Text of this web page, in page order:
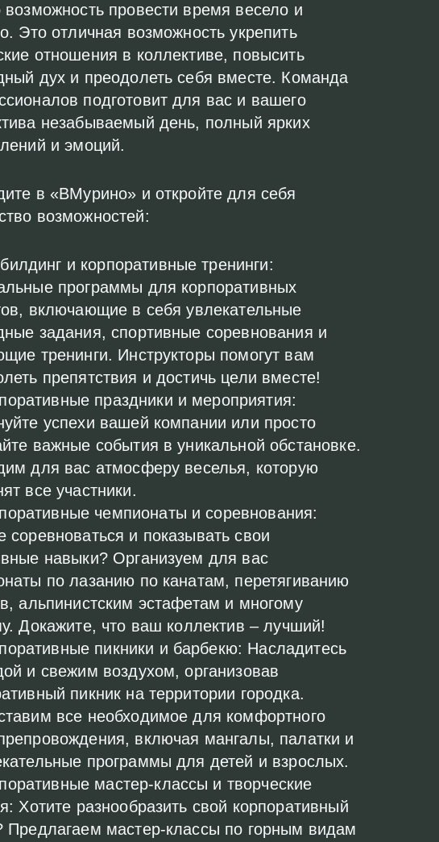
возможность провести время весело и
Это отличная возможность укрепить
отношения в коллективе, повысить
дух и преодолеть себя вместе. Команда
подготовит для вас и вашего
незабываемый день, полный ярких
и эмоций.
в «ВМурино» и откройте для себя
возможностей:
и корпоративные тренинги:
программы для корпоративных
включающие в себя увлекательные
задания, спортивные соревнования и
тренинги. Инструкторы помогут вам
препятствия и достичь цели вместе!
праздники и мероприятия:
успехи вашей компании или просто
важные события в уникальной обстановке.
для вас атмосферу веселья, которую
все участники.
чемпионаты и соревнования:
соревноваться и показывать свои
навыки? Организуем для вас
по лазанию по канатам, перетягиванию
альпинистским эстафетам и многому
Докажите, что ваш коллектив – лучший!
пикники и барбекю: Насладитесь
и свежим воздухом, организовав
пикник на территории городка.
все необходимое для комфортного
включая мангалы, палатки и
программы для детей и взрослых.
мастер-классы и творческие
Хотите разнообразить свой корпоративный
Предлагаем мастер-классы по горным видам